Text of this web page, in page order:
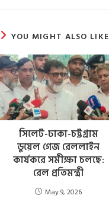
YOU MIGHT ALSO LIKE
সিলেট-ঢাকা-চট্টগ্রাম
ডুয়েল গেজ রেললাইন
কার্যকরে সমীক্ষা চলছে:
রেল প্রতিমন্ত্রী
May 9, 2026